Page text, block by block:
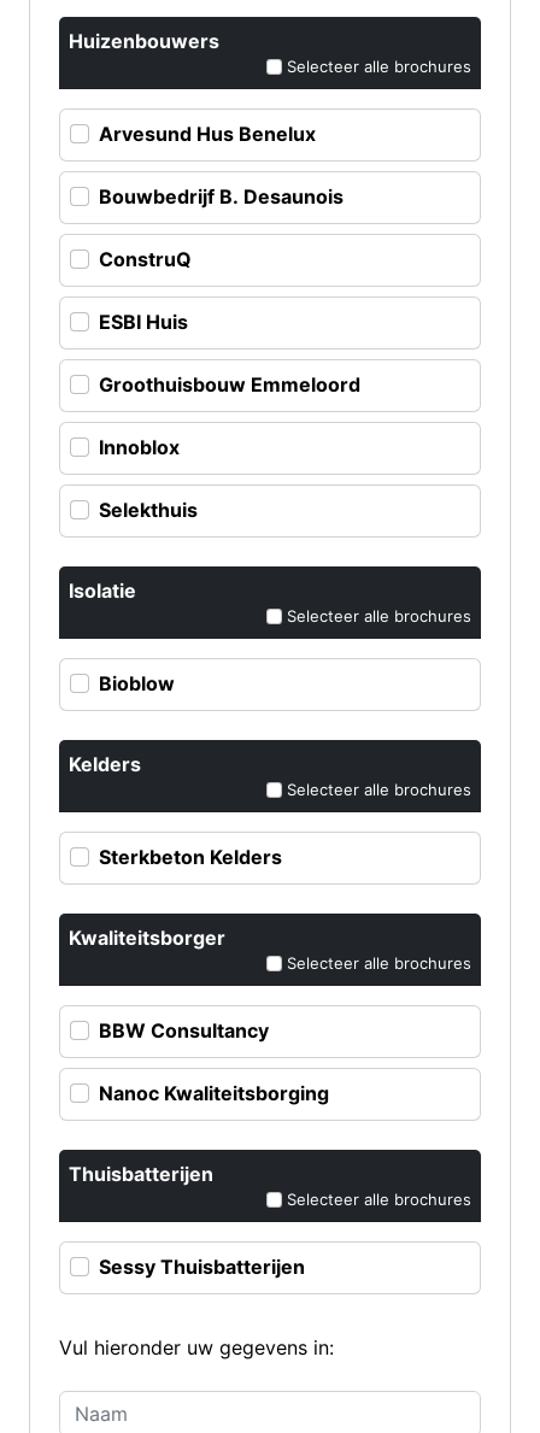
Huizenbouwers
Selecteer alle brochures
Arvesund Hus Benelux
Bouwbedrijf B. Desaunois
ConstruQ
ESBI Huis
Groothuisbouw Emmeloord
Innoblox
Selekthuis
Isolatie
Selecteer alle brochures
Bioblow
Kelders
Selecteer alle brochures
Sterkbeton Kelders
Kwaliteitsborger
Selecteer alle brochures
BBW Consultancy
Nanoc Kwaliteitsborging
Thuisbatterijen
Selecteer alle brochures
Sessy Thuisbatterijen
Vul hieronder uw gegevens in: